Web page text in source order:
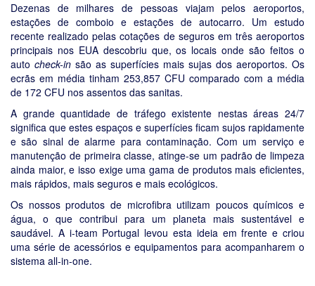
Dezenas de milhares de pessoas viajam pelos aeroportos,
estações de comboio e estações de autocarro. Um estudo
recente realizado pelas cotações de seguros em três aeroportos
principais nos EUA descobriu que, os locais onde são feitos o
auto check-in são as superfícies mais sujas dos aeroportos. Os
ecrãs em média tinham 253,857 CFU comparado com a média
de 172 CFU nos assentos das sanitas.
A grande quantidade de tráfego existente nestas áreas 24/7
significa que estes espaços e superfícies ficam sujos rapidamente
e são sinal de alarme para contaminação. Com um serviço e
manutenção de primeira classe, atinge-se um padrão de limpeza
ainda maior, e isso exige uma gama de produtos mais eficientes,
mais rápidos, mais seguros e mais ecológicos.
Os nossos produtos de microfibra utilizam poucos químicos e
água, o que contribui para um planeta mais sustentável e
saudável. A i-team Portugal levou esta ideia em frente e criou
uma série de acessórios e equipamentos para acompanharem o
sistema all-in-one.